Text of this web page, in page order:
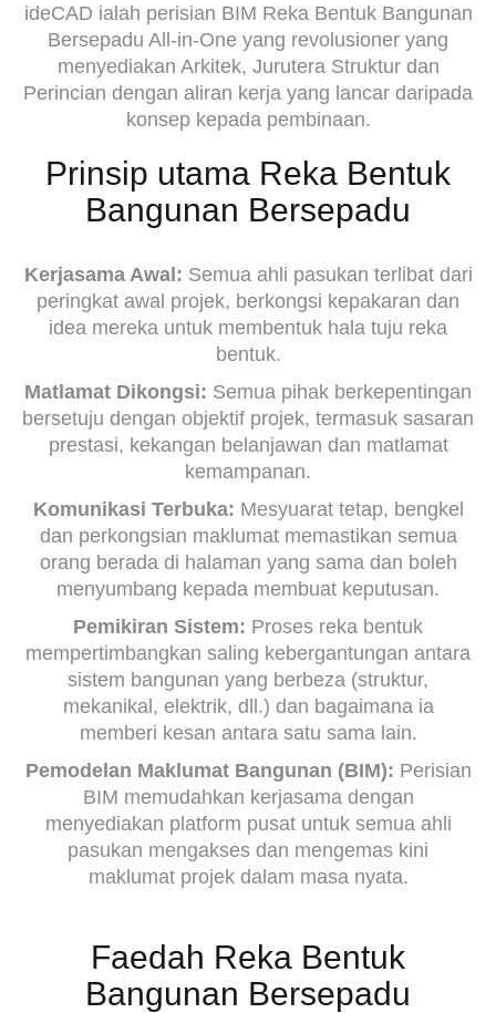
ideCAD ialah perisian BIM Reka Bentuk Bangunan
Bersepadu All-in-One yang revolusioner yang
menyediakan Arkitek, Jurutera Struktur dan
Perincian dengan aliran kerja yang lancar daripada
konsep kepada pembinaan.
Prinsip utama Reka Bentuk
Bangunan Bersepadu
Kerjasama Awal: Semua ahli pasukan terlibat dari
peringkat awal projek, berkongsi kepakaran dan
idea mereka untuk membentuk hala tuju reka
bentuk.
Matlamat Dikongsi: Semua pihak berkepentingan
bersetuju dengan objektif projek, termasuk sasaran
prestasi, kekangan belanjawan dan matlamat
kemampanan.
Komunikasi Terbuka: Mesyuarat tetap, bengkel
dan perkongsian maklumat memastikan semua
orang berada di halaman yang sama dan boleh
menyumbang kepada membuat keputusan.
Pemikiran Sistem: Proses reka bentuk
mempertimbangkan saling kebergantungan antara
sistem bangunan yang berbeza (struktur,
mekanikal, elektrik, dll.) dan bagaimana ia
memberi kesan antara satu sama lain.
Pemodelan Maklumat Bangunan (BIM): Perisian
BIM memudahkan kerjasama dengan
menyediakan platform pusat untuk semua ahli
pasukan mengakses dan mengemas kini
maklumat projek dalam masa nyata.
Faedah Reka Bentuk
Bangunan Bersepadu